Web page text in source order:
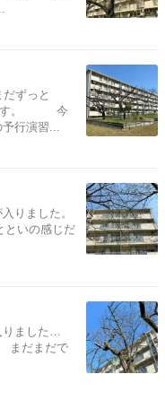
ずっと
ます。 今
行演習...
りました。
いの感じだ
りました…
まだまだで